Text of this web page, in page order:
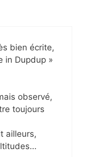
bien écrite,
in Dupdup »
observé,
toujours
ailleurs,